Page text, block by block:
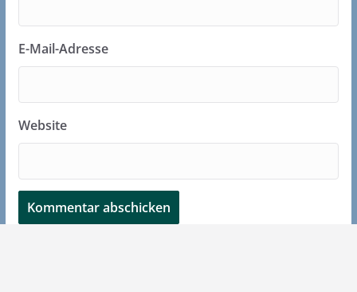
E-Mail-Adresse
Website